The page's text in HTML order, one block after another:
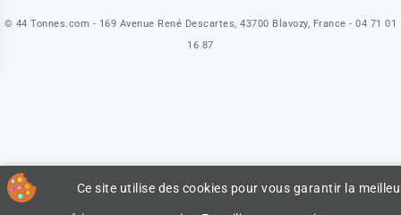
Ce site utilise des cookies pour vous garantir la
© 44 Tonnes.com - 169 Avenue René Descartes, 43700 Blavozy, France - 04 71 01
16 87